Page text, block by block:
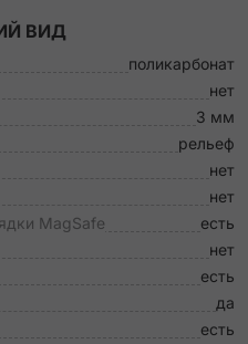
ВИД
поликарбонат
нет
3 мм
рельеф
нет
нет
MagSafe
есть
нет
есть
да
есть